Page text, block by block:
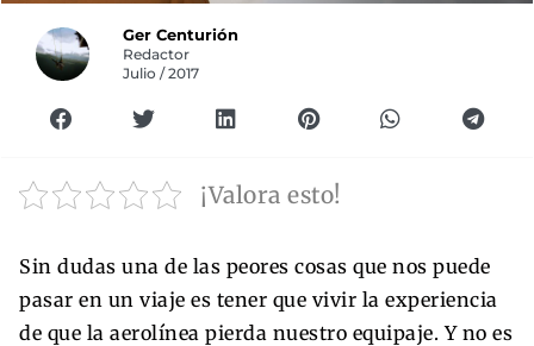
Ger Centurión
Redactor
Julio / 2017
¡Valora esto!
Sin dudas una de las peores cosas que nos puede
pasar en un viaje es tener que vivir la experiencia
de que la aerolínea pierda nuestro equipaje. Y no es